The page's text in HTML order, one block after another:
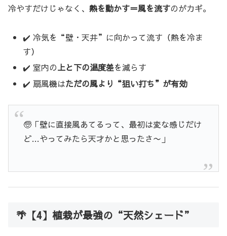
冷やすだけじゃなく、 熱を動かす＝風を流すのがカギ。
✔️ 冷気を“壁・天井”に向かって流す（熱を冷ま
す）
✔️ 室内の上と下の温度差を減らす
✔️ 扇風機はただの風より“狙い打ち”が有効
🧓「壁に直接風あてるって、最初は変な感じだけ
ど…やってみたら天才かと思ったさ〜」
🌴【4】植栽が最強の“天然シェード”